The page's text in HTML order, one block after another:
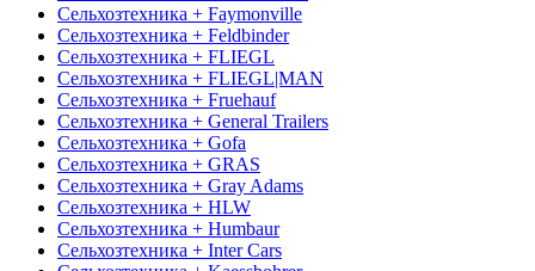
Сельхозтехника + Faymonville
Сельхозтехника + Feldbinder
Сельхозтехника + FLIEGL
Сельхозтехника + FLIEGL|MAN
Сельхозтехника + Fruehauf
Сельхозтехника + General Trailers
Сельхозтехника + Gofa
Сельхозтехника + GRAS
Сельхозтехника + Gray Adams
Сельхозтехника + HLW
Сельхозтехника + Humbaur
Сельхозтехника + Inter Cars